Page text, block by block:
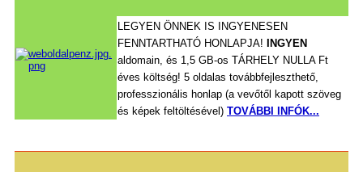
LEGYEN ÖNNEK IS INGYENESEN
FENNTARTHATÓ HONLAPJA!
INGYEN
aldomain, és 1,5 GB-os TÁRHELY NULLA Ft
éves költség! 5 oldalas továbbfejleszthető,
professzionális honlap (a vevőtől kapott szöveg
és képek feltöltésével) TOVÁBBI INFÓK...